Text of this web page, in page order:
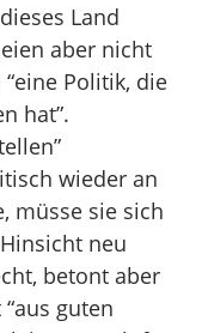
Land
aber nicht
Politik, die
hat”.
wieder an
müsse sie sich
neu
betont aber
guten